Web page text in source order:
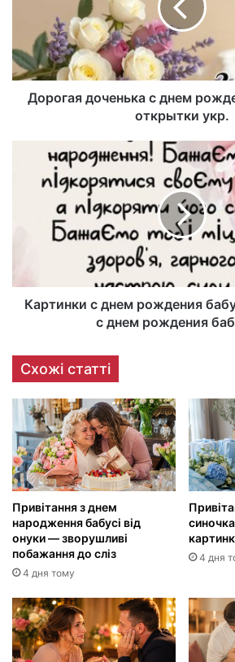
Дорогая доченька с днем
открытки укр.
Картинки с днем рождения
с днем рождения
Схожі статті
Привітання з днем
народження бабусі від
онуки — зворушливі
побажання до сліз
4 дня тому
4 дня